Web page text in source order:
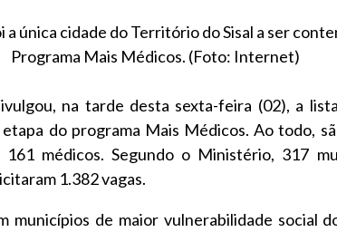
a única cidade do Território do Sisal a ser
Programa Mais Médicos. (Foto: Internet)
na tarde desta sexta-feira (02), a
do programa Mais Médicos. Ao todo,
161 médicos. Segundo o Ministério, 317
1.382 vagas.
municípios de maior vulnerabilidade social